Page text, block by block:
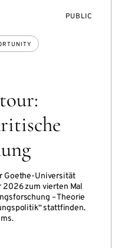
Goethe-Universität
2026 zum vierten Mal
– Theorie
stattfinden.
EVENT
PUBLIC